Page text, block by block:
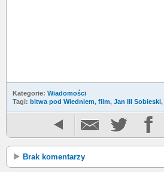
Kategorie: Wiadomości
Tagi: bitwa pod Wiedniem, film, Jan III Sobieski,
Brak komentarzy